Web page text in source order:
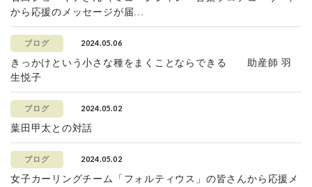
から応援のメッセージが届...
ブログ 2024.05.06
きっかけという小さな種をまくことならできる 助産師 羽
生悦子
ブログ 2024.05.02
葉田甲太との対話
ブログ 2024.05.02
女子カーリングチーム「フォルティウス」の皆さんから応援メ